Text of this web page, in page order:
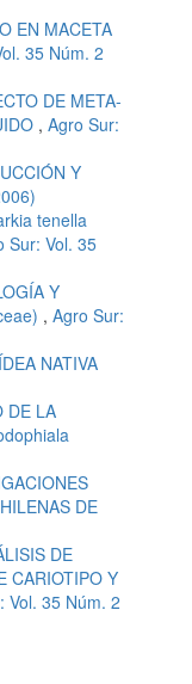
EN MACETA
35 Núm. 2
DE META-
, Agro Sur:
Y
tenella
Sur: Vol. 35
Y
, Agro Sur:
NATIVA
DE LA
DE
DE
CARIOTIPO Y
Vol. 35 Núm. 2